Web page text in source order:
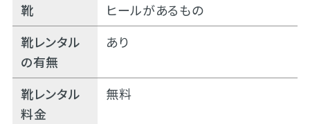
靴
ヒールがあるもの
靴レンタル
の有無
あり
靴レンタル
料金
無料